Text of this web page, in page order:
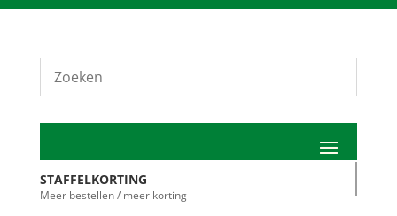
STAFFELKORTING
Meer bestellen / meer korting